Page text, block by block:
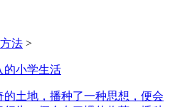
法 >
的小学生活
土地，播种了一种思想，便会